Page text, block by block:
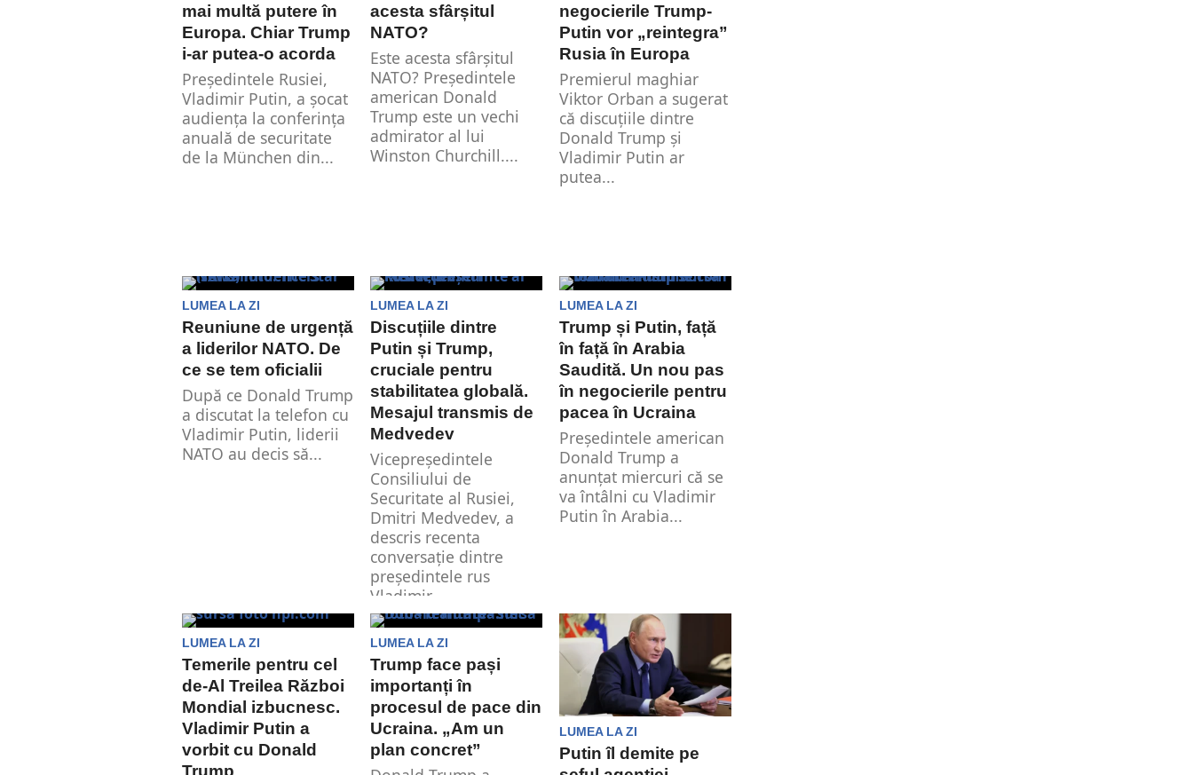
mai multă putere în
Europa. Chiar Trump
i-ar putea-o acorda
Președintele Rusiei,
Vladimir Putin, a șocat
audiența la conferința
anuală de securitate
de la München din...
acesta sfârșitul
NATO?
Este acesta sfârșitul
NATO? Președintele
american Donald
Trump este un vechi
admirator al lui
Winston Churchill....
negocierile Trump-
Putin vor „reintegra”
Rusia în Europa
Premierul maghiar
Viktor Orban a sugerat
că discuțiile dintre
Donald Trump și
Vladimir Putin ar
putea...
LUMEA LA ZI
Reuniune de urgență
a liderilor NATO. De
ce se tem oficialii
După ce Donald Trump
a discutat la telefon cu
Vladimir Putin, liderii
NATO au decis să...
LUMEA LA ZI
Discuțiile dintre
Putin și Trump,
cruciale pentru
stabilitatea globală.
Mesajul transmis de
Medvedev
Vicepreședintele
Consiliului de
Securitate al Rusiei,
Dmitri Medvedev, a
descris recenta
conversație dintre
președintele rus
Vladimir...
LUMEA LA ZI
Trump și Putin, față
în față în Arabia
Saudită. Un nou pas
în negocierile pentru
pacea în Ucraina
Preşedintele american
Donald Trump a
anunţat miercuri că se
va întâlni cu Vladimir
Putin în Arabia...
LUMEA LA ZI
Temerile pentru cel
de-Al Treilea Război
Mondial izbucnesc.
Vladimir Putin a
vorbit cu Donald
Trump
LUMEA LA ZI
Trump face pași
importanți în
procesul de pace din
Ucraina. „Am un
plan concret”
LUMEA LA ZI
Putin îl demite pe